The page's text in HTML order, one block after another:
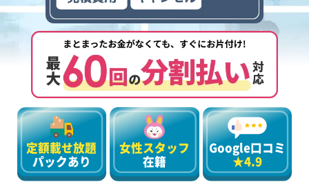
定額載せ放題
パックあり
女性スタッフ
在籍
Google口コミ
★4.9